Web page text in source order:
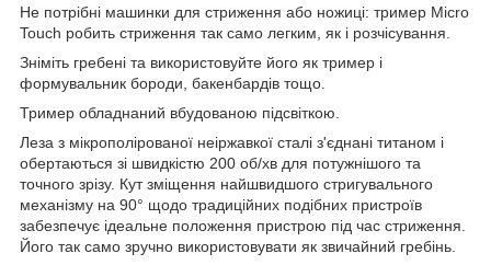
Не потрібні машинки для стриження або ножиці: тример Micro
Touch робить стриження так само легким, як і розчісування.
Зніміть гребені та використовуйте його як тример і
формувальник бороди, бакенбардів тощо.
Тример обладнаний вбудованою підсвіткою.
Леза з мікрополірованої неіржавкої сталі з'єднані титаном і
обертаються зі швидкістю 200 об/хв для потужнішого та
точного зрізу. Кут зміщення найшвидшого стригувального
механізму на 90° щодо традиційних подібних пристроїв
забезпечує ідеальне положення пристрою під час стриження.
Його так само зручно використовувати як звичайний гребінь.